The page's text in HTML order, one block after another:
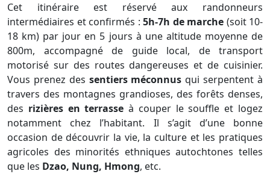
Cet itinéraire est réservé aux randonneurs
intermédiaires et confirmés : 5h-7h de marche (soit 10-
18 km) par jour en 5 jours à une altitude moyenne de
800m, accompagné de guide local, de transport
motorisé sur des routes dangereuses et de cuisinier.
Vous prenez des sentiers méconnus qui serpentent à
travers des montagnes grandioses, des forêts denses,
des rizières en terrasseà couper le souffle et logez
notamment chez l’habitant. Il s’agit d’une bonne
occasion de découvrir la vie, la culture et les pratiques
agricoles des minorités ethniques autochtones telles
que les Dzao, Nung, Hmong, etc.